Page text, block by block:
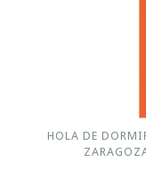
HOLA DE